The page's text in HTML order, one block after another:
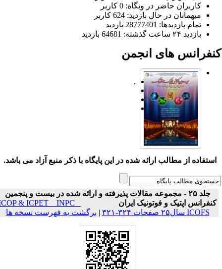
کاربران حاضر در وبگاه: 0 کاربر
میهمانان در حال بازدید: 624 کاربر
تمام بازدید‌ها: 28777401 بازدید
بازدید ۲۴ ساعت گذشته: 64681 بازدید
های انجمن
.
استفاده از مطالب ارائه شده در این پایگاه با ذکر منبع آزاد می باشد.
جلد ۲۵ - مجموعه مقالات پذیرفته و ارائه شده در بیست و پنجمین
کنفرانس اپتیک و فوتونیک ایران
ICOP & ICPET _ INPC _
ICOFS سال۲۵ صفحات ۳۲۴-۳۲۱
|برگشت به فهرست نسخه ها